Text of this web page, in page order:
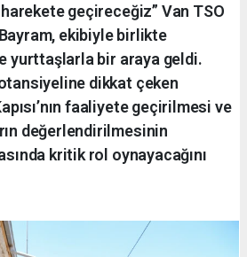
geçireceğiz” Van TSO
ekibiyle birlikte
yurttaşlarla bir araya geldi.
dikkat çeken
faaliyete geçirilmesi ve
değerlendirilmesinin
kritik rol oynayacağını